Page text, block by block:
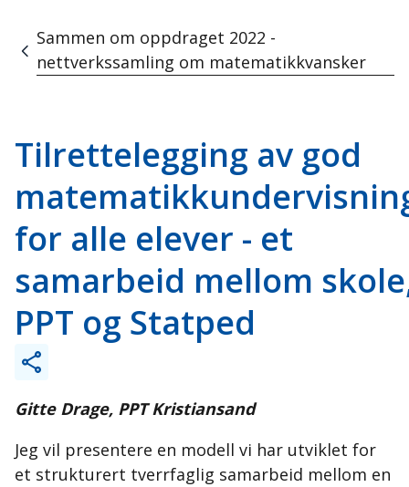
Navigasjonssti
Sammen om oppdraget 2022 -
nettverkssamling om matematikkvansker
Tilrettelegging av god
for alle elever - et
samarbeid mellom
PPT og Statped
Gitte Drage, PPT Kristiansand
Jeg vil presentere en modell vi har utviklet for
et strukturert tverrfaglig samarbeid mellom en